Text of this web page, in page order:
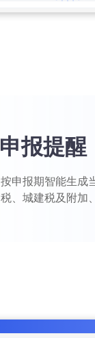
申报提醒
按申报期智能生成
税、城建税及附加